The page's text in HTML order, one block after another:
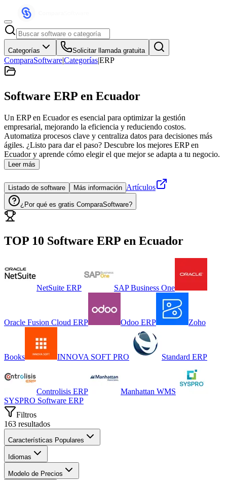
Categorías Solicitar llamada gratuita
ComparaSoftware|Categorías|ERP
Software ERP en Ecuador
Un ERP en Ecuador es esencial para optimizar la gestión
empresarial, mejorando la eficiencia y reduciendo costos.
Automatiza procesos clave y centraliza datos para decisiones más
ágiles. ¿Listo para dar el paso? Descubre los mejores ERP en
Ecuador y aprende cómo elegir el que mejor se adapta a tu negocio.
Leer más
Listado de software Más información Artículos
¿Por qué es gratis ComparaSoftware?
TOP 10 Software ERP en Ecuador
NetSuite ERP SAP Business One
Oracle Fusion Cloud ERP Odoo ERP Zoho
Books INNOVA SOFT PRO Standard ERP
Controlisis ERP
Manhattan WMS
SYSPRO Software ERP
Filtros
163 resultados
Características Populares
Idiomas
Modelo de Precios